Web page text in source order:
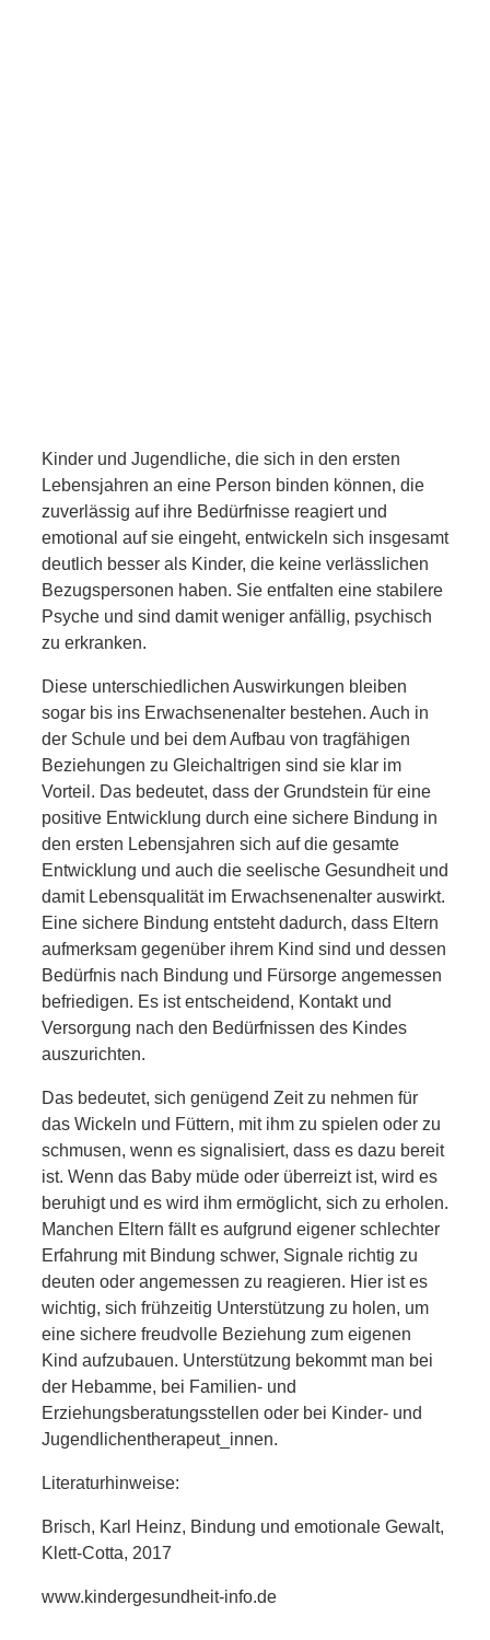
Kinder und Jugendliche, die sich in den ersten
Lebensjahren an eine Person binden können, die
zuverlässig auf ihre Bedürfnisse reagiert und
emotional auf sie eingeht, entwickeln sich insgesamt
deutlich besser als Kinder, die keine verlässlichen
Bezugspersonen haben. Sie entfalten eine stabilere
Psyche und sind damit weniger anfällig, psychisch
zu erkranken.
Diese unterschiedlichen Auswirkungen bleiben
sogar bis ins Erwachsenenalter bestehen. Auch in
der Schule und bei dem Aufbau von tragfähigen
Beziehungen zu Gleichaltrigen sind sie klar im
Vorteil. Das bedeutet, dass der Grundstein für eine
positive Entwicklung durch eine sichere Bindung in
den ersten Lebensjahren sich auf die gesamte
Entwicklung und auch die seelische Gesundheit und
damit Lebensqualität im Erwachsenenalter auswirkt.
Eine sichere Bindung entsteht dadurch, dass Eltern
aufmerksam gegenüber ihrem Kind sind und dessen
Bedürfnis nach Bindung und Fürsorge angemessen
befriedigen. Es ist entscheidend, Kontakt und
Versorgung nach den Bedürfnissen des Kindes
auszurichten.
Das bedeutet, sich genügend Zeit zu nehmen für
das Wickeln und Füttern, mit ihm zu spielen oder zu
schmusen, wenn es signalisiert, dass es dazu bereit
ist. Wenn das Baby müde oder überreizt ist, wird es
beruhigt und es wird ihm ermöglicht, sich zu erholen.
Manchen Eltern fällt es aufgrund eigener schlechter
Erfahrung mit Bindung schwer, Signale richtig zu
deuten oder angemessen zu reagieren. Hier ist es
wichtig, sich frühzeitig Unterstützung zu holen, um
eine sichere freudvolle Beziehung zum eigenen
Kind aufzubauen. Unterstützung bekommt man bei
der Hebamme, bei Familien- und
Erziehungsberatungsstellen oder bei Kinder- und
Jugendlichentherapeut_innen.
Literaturhinweise:
Brisch, Karl Heinz, Bindung und emotionale Gewalt,
Klett-Cotta, 2017
www.kindergesundheit-info.de